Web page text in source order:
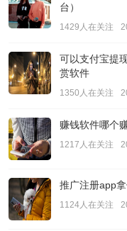
台）
1429人在关注
可以支付宝提
赏软件
1350人在关注
赚钱软件哪个
1217人在关注
推广注册app
1124人在关注